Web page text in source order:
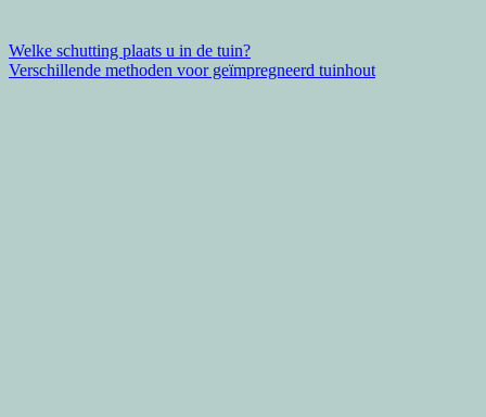
Bericht
navigatie
Welke schutting plaats u in de tuin?
Verschillende methoden voor geïmpregneerd tuinhout